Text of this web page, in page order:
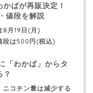
かばが再販決定！
値段を解説
8月19日(月)
段は500円(税込)
「わかば」からタ
？
ニコチン量は減少する